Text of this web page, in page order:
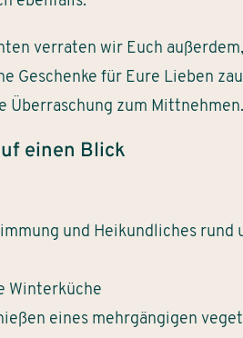
verraten wir Euch
Geschenke für Eure Lieben
Überraschung zum Mittnehmen.
einen Blick
und Heikundliches rund
Winterküche
eines mehrgängigen